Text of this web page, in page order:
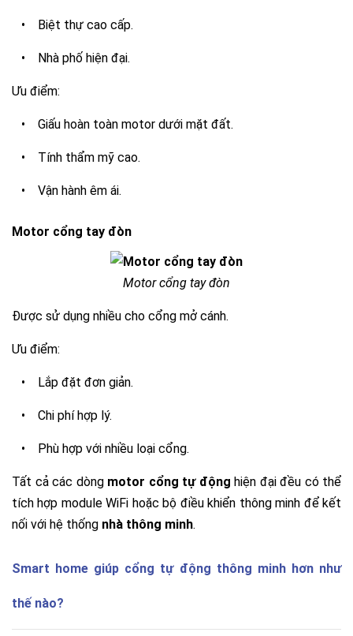
• Biệt thự cao cấp.
• Nhà phố hiện đại.
Ưu điểm:
• Giấu hoàn toàn motor dưới mặt đất.
• Tính thẩm mỹ cao.
• Vận hành êm ái.
Motor cổng tay đòn
Motor cổng tay đòn
Được sử dụng nhiều cho cổng mở cánh.
Ưu điểm:
• Lắp đặt đơn giản.
• Chi phí hợp lý.
• Phù hợp với nhiều loại cổng.
Tất cả các dòng motor cổng tự động hiện đại đều có thể
tích hợp module WiFi hoặc bộ điều khiển thông minh để kết
nối với hệ thống nhà thông minh.
Smart home giúp cổng tự động thông minh hơn như
thế nào?